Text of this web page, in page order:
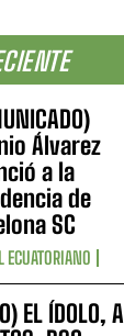
Álvarez
a la
de
SC
ECUATORIANO
EL ÍDOLO, A